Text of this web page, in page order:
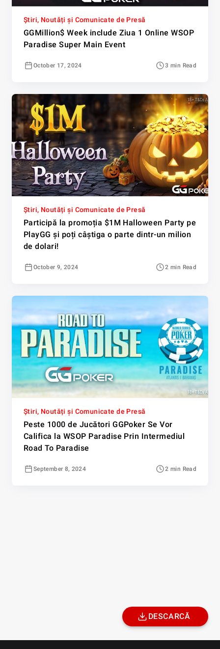
Știri, Noutăți și Comunicate de Presă
GGMillion$ Week include Ziua 1 Online WSOP
Paradise Super Main Event
October 17, 2024 3 min Read
Știri, Noutăți și Comunicate de Presă
Participă la promoția $1M Halloween Party pe
PlayGG și poți câștiga o parte dintr-un milion
de dolari!
October 9, 2024 2 min Read
Știri, Noutăți și Comunicate de Presă
Peste 1000 de Jucători GGPoker Se Vor
Califica la WSOP Paradise Prin Intermediul
Road To Paradise
September 8, 2024 2 min Read
DESCARCĂ